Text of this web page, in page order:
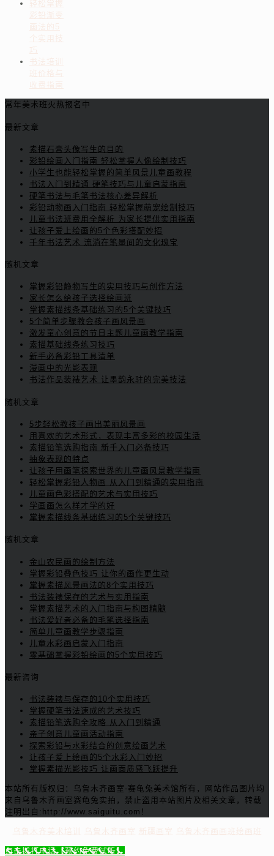
轻松掌握
彩铅渐变
画法的5
个实用技
巧
书法培训
班价格与
收费指南
常年美术班火热报名中
最新文章
素描石膏头像写生的目的
彩铅绘画入门指南 轻松掌握人像绘制技巧
小学生也能轻松掌握的简单风景儿童画教程
书法入门到精通 硬笔技巧与儿童启蒙指南
硬笔书法与毛笔书法核心差异解析
彩铅动物画入门指南 轻松掌握萌宠绘制技巧
儿童书法班费用全解析 为家长提供实用指南
让孩子爱上绘画的5个色彩搭配妙招
千年书法艺术 流淌在笔墨间的文化瑰宝
随机文章
掌握彩铅静物写生的实用技巧与创作方法
家长怎么给孩子选择绘画班
掌握素描线条基础练习的5个关键技巧
5个简单步骤教会孩子画风景画
激发童心创意的节日主题儿童画教学指南
素描基础线条练习技巧
新手必备彩铅工具清单
漫画中的光影表现
书法作品装裱艺术 让墨韵永驻的完美技法
随机文章
5步轻松教孩子画出美丽风景画
用喜欢的艺术形式，表现丰富多彩的校园生活
素描铅笔选购指南 新手入门必备技巧
抽象表现的特点
让孩子用画笔探索世界的儿童画风景教学指南
轻松掌握彩铅人物画 从入门到精通的实用指南
儿童画色彩搭配的艺术与实用技巧
学画画怎么样才学的好
掌握素描线条基础练习的5个关键技巧
随机文章
金山农民画的绘制方法
掌握彩铅叠色技巧 让你的画作更生动
掌握素描风景画法的8个实用技巧
书法装裱保存的艺术与实用指南
掌握素描艺术的入门指南与构图精髓
书法爱好者必备的毛笔选择指南
简单儿童画教学步骤指南
儿童水彩画启蒙入门指南
零基础掌握彩铅绘画的5个实用技巧
最新咨询
书法装裱与保存的10个实用技巧
掌握硬笔书法速成的艺术技巧
素描铅笔选购全攻略 从入门到精通
亲子创意儿童画活动指南
探索彩铅与水彩结合的创意绘画艺术
让孩子爱上绘画的5个水彩入门妙招
掌握素描光影技巧 让画面质感飞跃提升
本站所有版权归：乌鲁木齐画室-赛龟兔美术馆所有，网站作品图片均
来自乌鲁木齐画室赛龟兔实拍，禁止盗用本站图片及相关文章，转载
注明出自:http://www.saiguitu.com！
乌鲁木齐美术培训 乌鲁木齐画室 新疆画室 乌鲁木齐画画班绘画班
点击拨打电话【预约免费试听】